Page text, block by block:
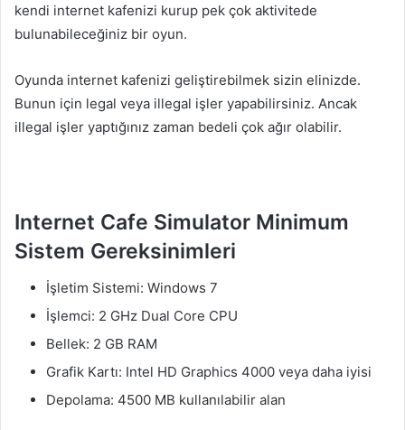
kendi internet kafenizi kurup pek çok aktivitede
bulunabileceğiniz bir oyun.
Oyunda internet kafenizi geliştirebilmek sizin elinizde.
Bunun için legal veya illegal işler yapabilirsiniz. Ancak
illegal işler yaptığınız zaman bedeli çok ağır olabilir.
Internet Cafe Simulator Minimum
Sistem Gereksinimleri
İşletim Sistemi: Windows 7
İşlemci: 2 GHz Dual Core CPU
Bellek: 2 GB RAM
Grafik Kartı: Intel HD Graphics 4000 veya daha iyisi
Depolama: 4500 MB kullanılabilir alan